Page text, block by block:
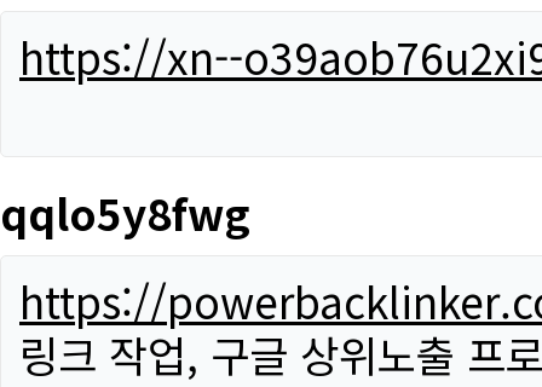
https://xn--
qqlo5y8fwg
https://
링크 작업, 구글 상위노출 프